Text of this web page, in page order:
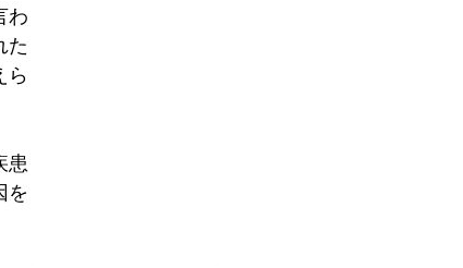
障害
わ
た
ら
患
を